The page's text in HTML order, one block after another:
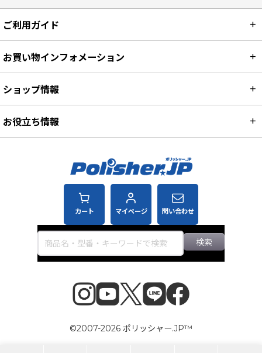
カート マイページ 問い合わせ
検索
ご利用ガイド
お買い物インフォメーション
ショップ情報
お役立ち情報
©2007-2026 ポリッシャー.JP™